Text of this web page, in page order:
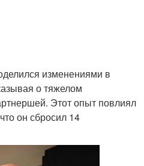
изменениями в
о тяжелом
Этот опыт повлиял
он сбросил 14